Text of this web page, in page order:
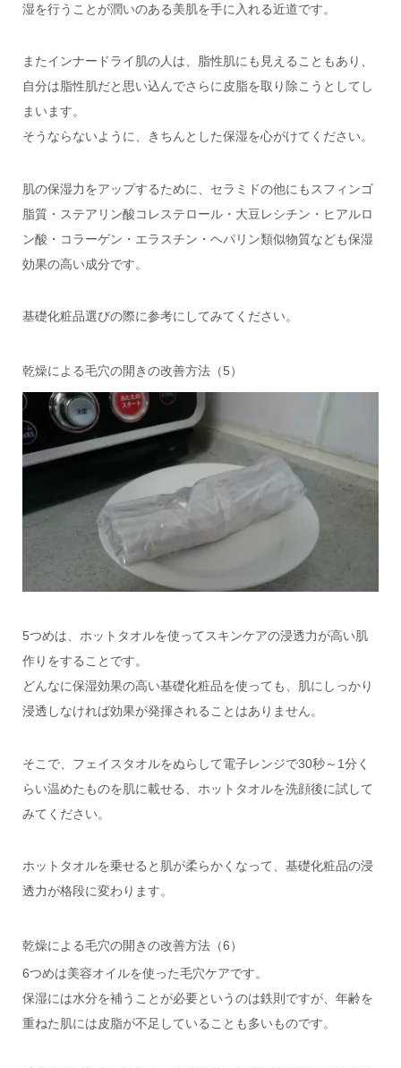
湿を行うことが潤いのある美肌を手に入れる近道です。
またインナードライ肌の人は、脂性肌にも見えることもあり、
自分は脂性肌だと思い込んでさらに皮脂を取り除こうとしてし
まいます。
そうならないように、きちんとした保湿を心がけてください。
肌の保湿力をアップするために、セラミドの他にもスフィンゴ
脂質・ステアリン酸コレステロール・大豆レシチン・ヒアルロ
ン酸・コラーゲン・エラスチン・ヘパリン類似物質なども保湿
効果の高い成分です。
基礎化粧品選びの際に参考にしてみてください。
乾燥による毛穴の開きの改善方法（5）
5つめは、ホットタオルを使ってスキンケアの浸透力が高い肌
作りをすることです。
どんなに保湿効果の高い基礎化粧品を使っても、肌にしっかり
浸透しなければ効果が発揮されることはありません。
そこで、フェイスタオルをぬらして電子レンジで30秒～1分く
らい温めたものを肌に載せる、ホットタオルを洗顔後に試して
みてください。
ホットタオルを乗せると肌が柔らかくなって、基礎化粧品の浸
透力が格段に変わります。
乾燥による毛穴の開きの改善方法（6）
6つめは美容オイルを使った毛穴ケアです。
保湿には水分を補うことが必要というのは鉄則ですが、年齢を
重ねた肌には皮脂が不足していることも多いものです。